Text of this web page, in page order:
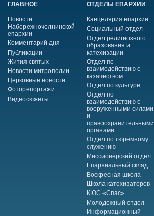
ГЛАВНОЕ
Новости
Набережночелнинской
епархии
Комментарий дня
Публикации
Жития святых
Новости митрополии
Церковные новости
Фоторепортажи
Видеосюжеты
ОТДЕЛЫ ЕПАРХИИ
Канцелярия епархии
Социальный отдел
Отдел религиозного
образования и
катехизации
Отдел по
взаимодействию с
казачеством
Отдел по культуре
Отдел по
взаимодействию с
вооруженными силами
и
правоохранительными
органами
Отдел по тюремному
служению
Миссионерский отдел
Епархиальный склад
Воскресная школа
Школа катехизаторов
КЮС «Спас»
Молодежный отдел
Информационный